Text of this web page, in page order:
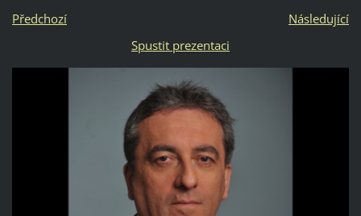
Předchozí
Následující
Spustit prezentaci